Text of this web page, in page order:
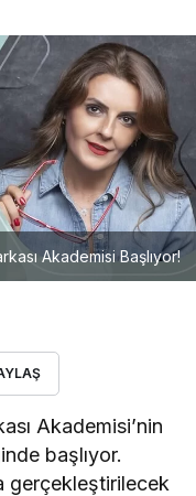
Akademisi Başlıyor!
Akademisi’nin
başlıyor.
gerçekleştirilecek